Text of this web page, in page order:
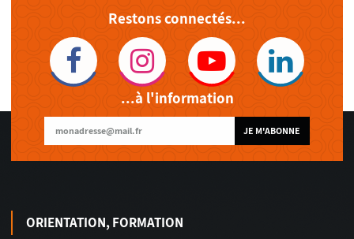
Restons connectés...
...à l'information
JE M'ABONNE
ORIENTATION, FORMATION